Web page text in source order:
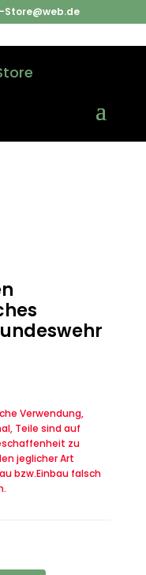
Bundeswehr
Verwendung,
Teile sind auf
zu
jeglicher Art
bzw.Einbau falsch